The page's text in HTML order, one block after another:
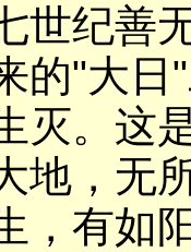
世纪善
的"大
灭。这
地，无
，有如